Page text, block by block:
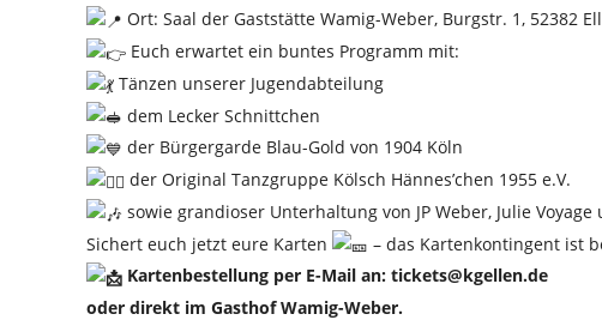
Ort: Saal der Gaststätte Wamig-Weber, Burgstr. 1, 52382
Euch erwartet ein buntes Programm mit:
Tänzen unserer Jugendabteilung
dem Lecker Schnittchen
der Bürgergarde Blau-Gold von 1904 Köln
der Original Tanzgruppe Kölsch Hännes’chen 1955 e.V.
sowie grandioser Unterhaltung von JP Weber, Julie
Sichert euch jetzt eure Karten
– das Kartenkontingent ist
Kartenbestellung per E-Mail an: tickets@kgellen.de
oder direkt im Gasthof Wamig-Weber.